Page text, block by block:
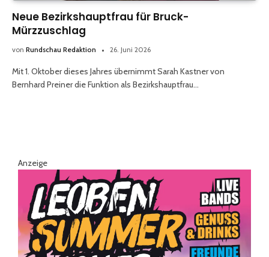
Neue Bezirkshauptfrau für Bruck-
Mürzzuschlag
von Rundschau Redaktion 26. Juni 2026
Mit 1. Oktober dieses Jahres übernimmt Sarah Kastner von
Bernhard Preiner die Funktion als Bezirkshauptfrau…
Anzeige